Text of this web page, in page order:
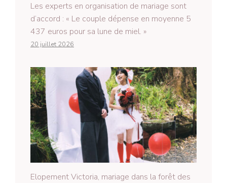
Les experts en organisation de mariage sont
d’accord : « Le couple dépense en moyenne 5
437 euros pour sa lune de miel. »
20 juillet 2026
Elopement Victoria, mariage dans la forêt des